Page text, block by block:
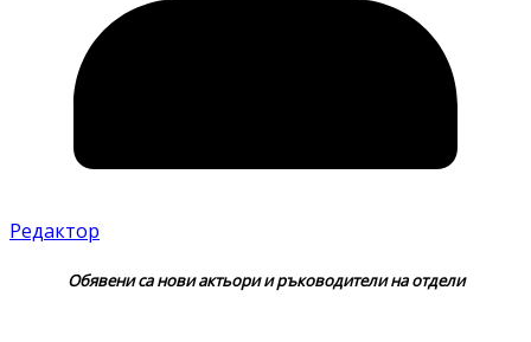
Редактор
Обявени са нови актьори и ръководители на отдели